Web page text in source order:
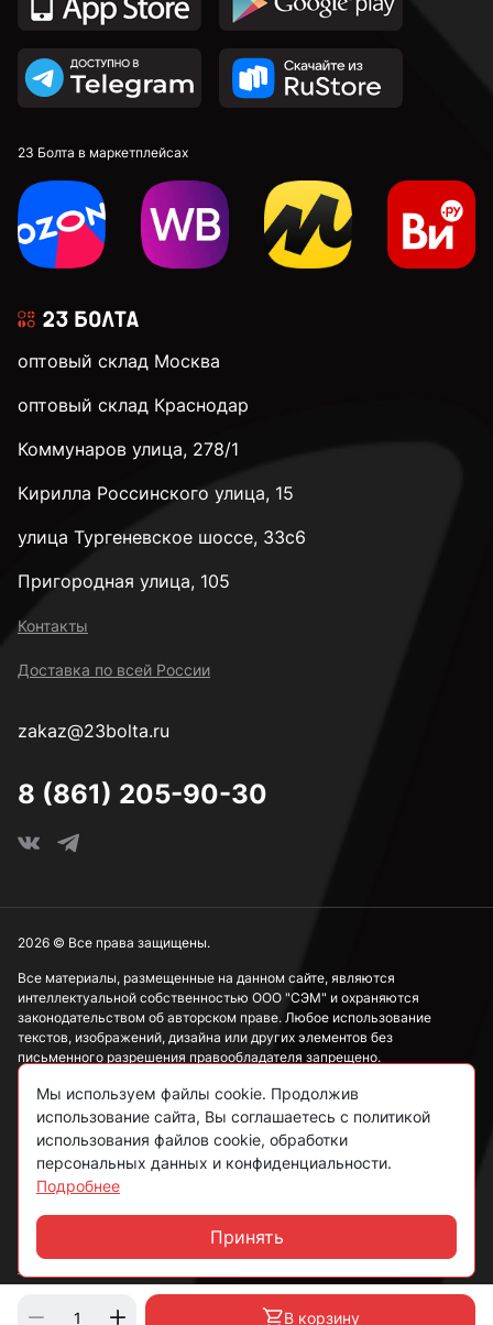
В корзину
23 Болта в маркетплейсах
оптовый склад Москва
оптовый склад Краснодар
Коммунаров улица, 278/1
Кирилла Россинского улица, 15
улица Тургеневское шоссе, 33с6
Пригородная улица, 105
Контакты
Доставка по всей России
zakaz@23bolta.ru
8 (861) 205-90-30
Все материалы, размещенные на данном сайте, являются
интеллектуальной собственностью ООО "СЭМ" и охраняются
законодательством об авторском праве. Любое использование
текстов, изображений, дизайна или других элементов без
письменного разрешения правообладателя запрещено.
Информация, представленная на сайте, носит исключительно
ознакомительный характер и не может рассматриваться как
публичная оферта в соответствии со ст. 437 ГК РФ.
Политика конфиденциальности
Согласие на обработку данных
Пользовательское соглашение
2026 © Все права защищены.
Мы используем файлы cookie. Продолжив
использование сайта, Вы соглашаетесь с политикой
использования файлов cookie, обработки
персональных данных и конфиденциальности.
Подробнее
Принять
Чат